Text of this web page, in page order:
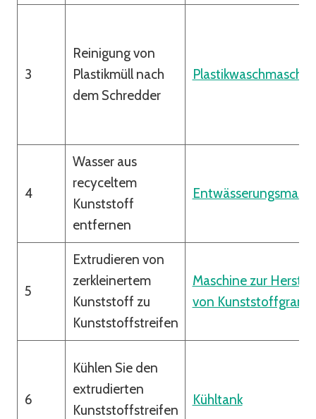
3
Reinigung von
Plastikmüll nach
dem Schredder
4
Wasser aus
recyceltem
Kunststoff
entfernen
5
Extrudieren von
zerkleinertem
Kunststoff zu
Kunststoffstreifen
Maschine zur
von
6
Kühlen Sie den
extrudierten
Kunststoffstreifen
Kühltank